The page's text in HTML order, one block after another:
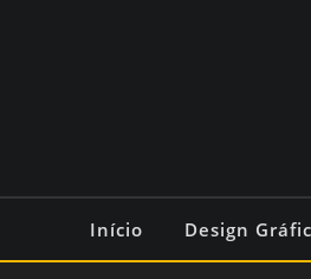
Início Design